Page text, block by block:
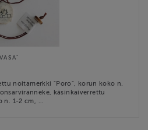
noitamerkki "Poro", korun koko n.
käsinkaiverrettu
1-2 cm, …